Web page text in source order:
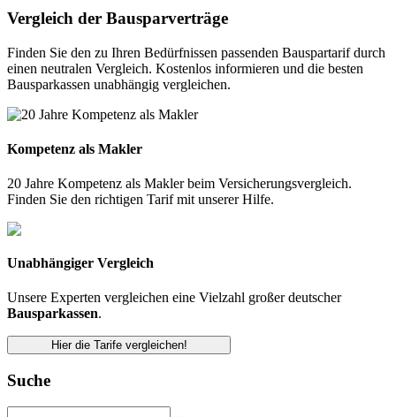
Vergleich der Bausparverträge
Finden Sie den zu Ihren Bedürfnissen passenden Bauspartarif durch
einen neutralen Vergleich. Kostenlos informieren und die besten
Bausparkassen unabhängig vergleichen.
Kompetenz als Makler
20 Jahre Kompetenz als Makler beim Versicherungsvergleich.
Finden Sie den richtigen Tarif mit unserer Hilfe.
Unabhängiger Vergleich
Unsere Experten vergleichen eine Vielzahl großer deutscher
Bausparkassen.
Hier die Tarife vergleichen!
Suche